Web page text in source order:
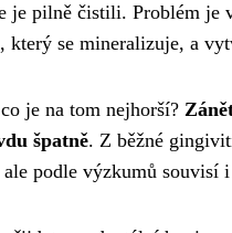
je pilně čistili. Problém je
který se mineralizuje, a
je na tom nejhorší?
špatně. Z běžné
ale podle výzkumů souvisí